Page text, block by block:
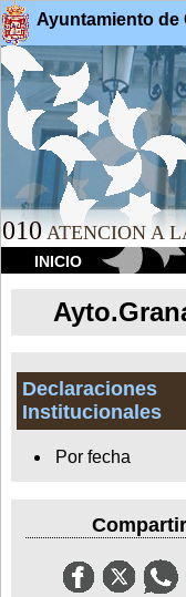
Ayuntamiento de
010 ATENCION A
INICIO
Declaraciones
Institucionales
Por fecha
Compartir